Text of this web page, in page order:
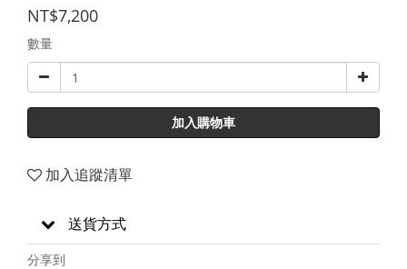
NT$7,200
數量
加入購物車
加入追蹤清單
送貨方式
分享到